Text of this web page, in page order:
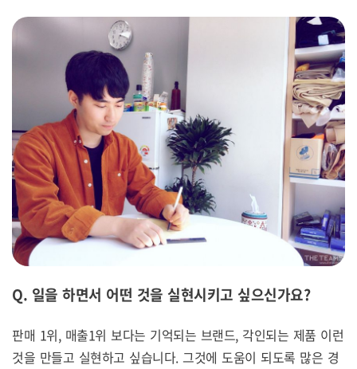
Q. 일을 하면서 어떤 것을 실현시키고 싶으신가요?
판매 1위, 매출1위 보다는 기억되는 브랜드, 각인되는 제품 이런
것을 만들고 실현하고 싶습니다. 그것에 도움이 되도록 많은 경